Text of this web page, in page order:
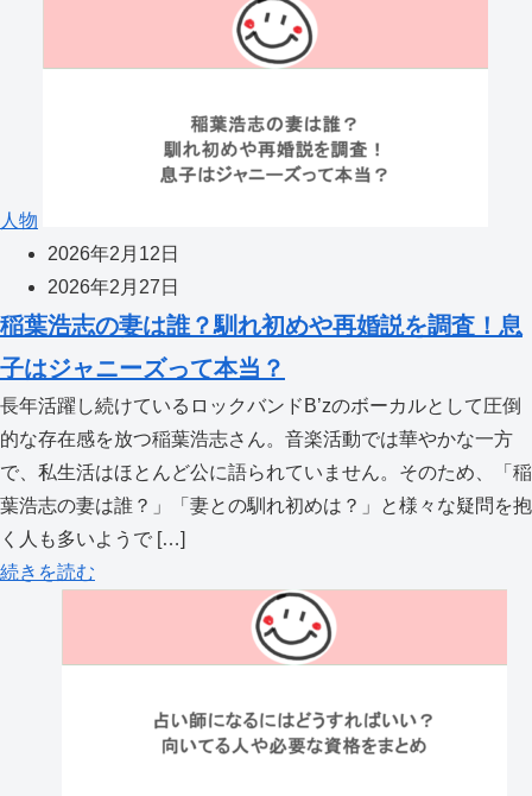
人物
2026年2月12日
2026年2月27日
稲葉浩志の妻は誰？馴れ初めや再婚説を調査！息
子はジャニーズって本当？
長年活躍し続けているロックバンドB’zのボーカルとして圧倒
的な存在感を放つ稲葉浩志さん。音楽活動では華やかな一方
で、私生活はほとんど公に語られていません。そのため、「稲
葉浩志の妻は誰？」「妻との馴れ初めは？」と様々な疑問を抱
く人も多いようで […]
続きを読む